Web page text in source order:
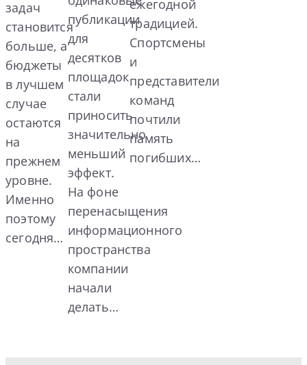
задач
становится
больше, а
бюджеты
в лучшем
случае
остаются
на
прежнем
уровне.
Именно
поэтому
сегодня…
публикации
для
десятков
площадок
стали
приносить
значительно
меньший
эффект.
На фоне
перенасыщения
информационного
пространства
компании
начали
делать…
ежегодной
традицией.
Спортсмены
и
представители
команд
почтили
память
погибших…